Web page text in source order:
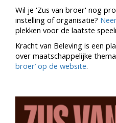
Wil je 'Zus van broer' nog
instelling of organisatie?
plekken voor de laatste
Kracht van Beleving is een
over maatschappelijke
broer’ op de website.